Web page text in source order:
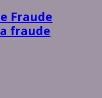
Fraude
fraude